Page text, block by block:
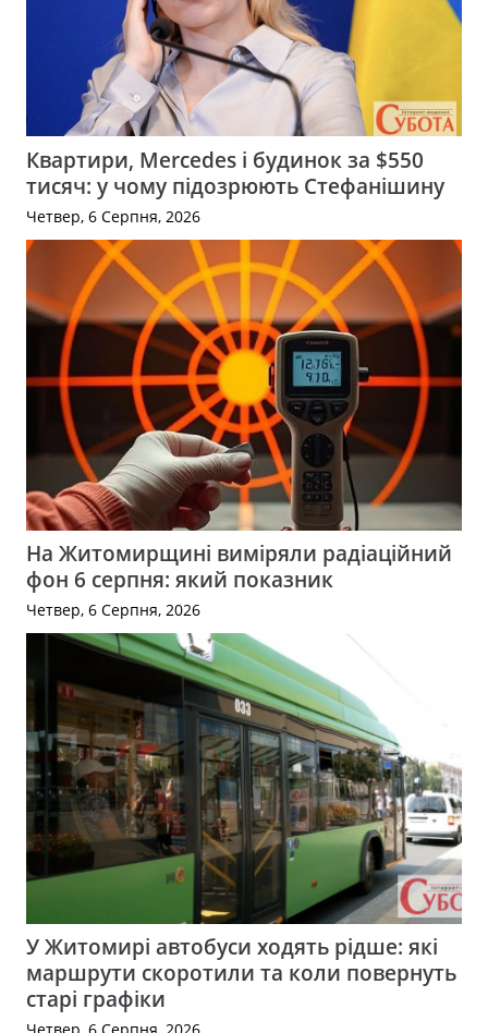
Квартири, Mercedes і будинок за $550
тисяч: у чому підозрюють Стефанішину
Четвер, 6 Серпня, 2026
На Житомирщині виміряли радіаційний
фон 6 серпня: який показник
Четвер, 6 Серпня, 2026
У Житомирі автобуси ходять рідше: які
маршрути скоротили та коли повернуть
старі графіки